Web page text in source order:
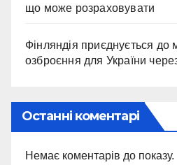
що може розраховувати
Фінляндія приєднується до
озброєння для України
Останні коментарі
Немає коментарів до показу.